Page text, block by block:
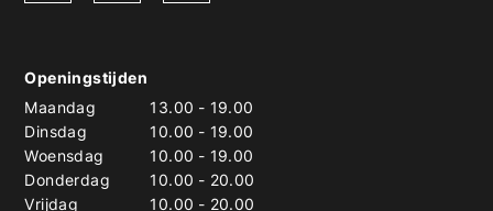
Openingstijden
Maandag
13.00 - 19.00
Dinsdag
10.00 - 19.00
Woensdag
10.00 - 19.00
Donderdag
10.00 - 20.00
Vrijdag
10.00 - 20.00